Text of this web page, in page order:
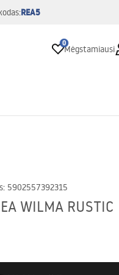
REA5
0
Mėgstamiausi
: 5902557392315
WILMA RUSTIC